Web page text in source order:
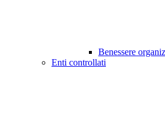
Benessere
Enti controllati